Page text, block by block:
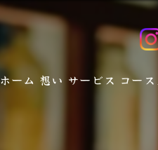
ホーム 想い サービス コー